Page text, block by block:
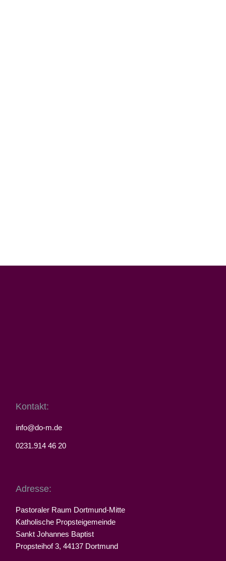
Kontakt:
info@do-m.de
0231.914 46 20
Adresse:
Pastoraler Raum Dortmund-Mitte
Katholische Propsteigemeinde
Sankt Johannes Baptist
Propsteihof 3, 44137 Dortmund